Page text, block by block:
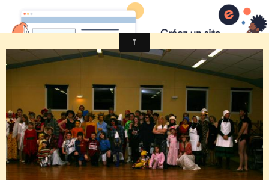
Comité des fêtes de CHEUX